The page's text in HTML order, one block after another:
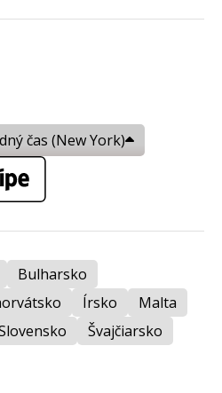
čas (New York)
Bulharsko
Írsko
Malta
Švajčiarsko